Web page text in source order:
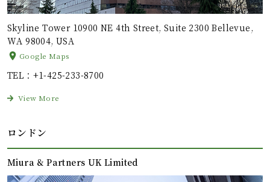
Skyline Tower 10900 NE 4th Street, Suite 2300 Bellevue,
WA 98004, USA
Google Maps
TEL ：+1-425-233-8700
View More
ロンドン
Miura & Partners UK Limited